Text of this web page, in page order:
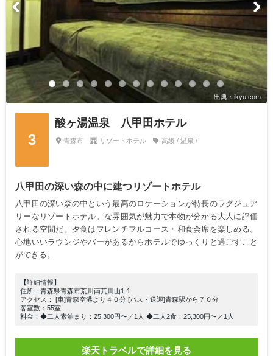
出典：ikyu.com
3
酸ヶ湯温泉 八甲田ホテル
青森市 リゾートホテル 高級 / 温泉 /
八甲田の深い森の中に建つリゾートホテル
八甲田の深い森の中という最高のロケーションが特長のラグジュア
リーなリゾートホテル。な雰囲気が魅力で本物が分かる大人に評価
される空間だ。夕食はフレンチフルコース・和食会席を楽しめる。
心地いいラウンジやバーがあるからホテルでゆっくりと過ごすこと
ができる。
【詳細情報】
住所：青森県青森市荒川南荒川山1-1
アクセス： [車]青森空港より４０分 [バス・送迎]青森駅から７０分
客室数：55室
料金：◆二人素泊まり：25,300円〜／1人 ◆二人2食：25,300円〜／1人
楽天トラベルで詳細を見る